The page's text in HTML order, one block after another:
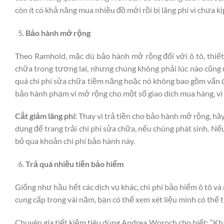
còn ít có khả năng mua nhiều đồ mới rồi bị lãng phí vì chưa
Bảo hành mở rộng
Theo Ramhold, mặc dù bảo hành mở rộng đối với ô tô,
chữa trong tương lai, nhưng chúng không phải lúc nào
quá chi phí sửa chữa tiềm năng hoặc nó không bao gồm
bảo hành phạm vi mở rộng cho một số giao dịch mua hàng,
Cắt giảm lãng phí:Thay vì trả tiền cho bảo hành mở rộng,
dụng để trang trải chi phí sửa chữa, nếu chúng phát sinh.
bỏ qua khoản chi phí bảo hành này.
Trả quá nhiều tiền bảo hiểm
Giống như hầu hết các dịch vụ khác, chi phí bảo hiểm ô tô
cung cấp trong vài năm, bạn có thể xem xét liệu mình có